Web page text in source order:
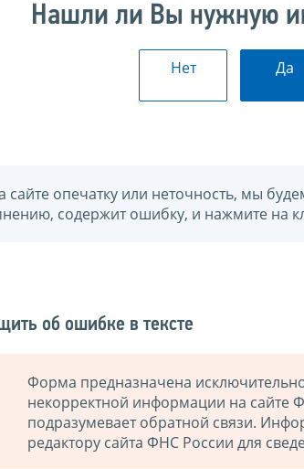
Нашли ли Вы нужную
Нет Да
сайте опечатку или неточность, мы
содержит ошибку, и нажмите на
об ошибке в тексте
Форма предназначена
некорректной информации на сайте
подразумевает обратной связи.
редактору сайта ФНС России для